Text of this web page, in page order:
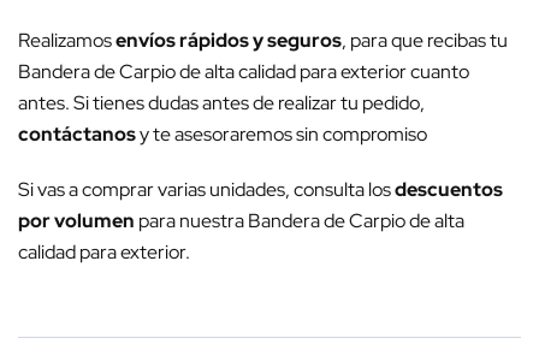
Realizamosenvíos rápidos y seguros, para que recibas tu
Bandera de Carpio de alta calidad para exterior cuanto
antes. Si tienes dudas antes de realizar tu pedido,
contáctanosy te asesoraremos sin compromiso
Si vas a comprar varias unidades, consulta losdescuentos
por volumen para nuestra Bandera de Carpio de alta
calidad para exterior.